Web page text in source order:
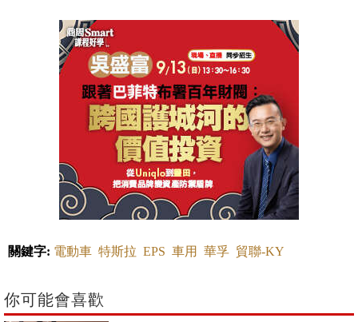
關鍵字: 電動車 特斯拉 EPS 車用 華孚 貿聯-KY
你可能會喜歡